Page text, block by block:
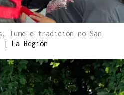
lume e tradición no San
| La Región